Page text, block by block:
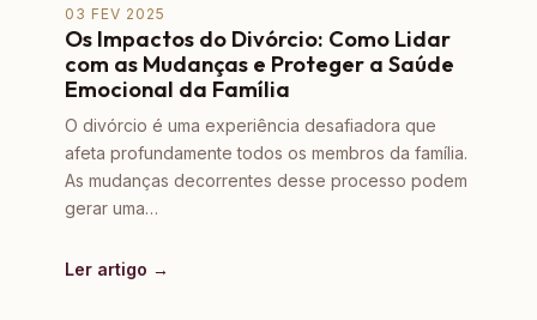
03 FEV 2025
Os Impactos do Divórcio: Como Lidar
com as Mudanças e Proteger a Saúde
Emocional da Família
O divórcio é uma experiência desafiadora que
afeta profundamente todos os membros da família.
As mudanças decorrentes desse processo podem
gerar uma…
Ler artigo →